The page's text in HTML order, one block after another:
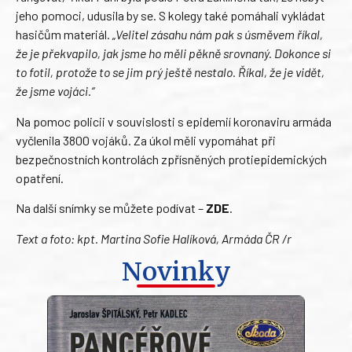
jeho pomoci, udusila by se. S kolegy také pomáhali vykládat
hasičům materiál. „Velitel zásahu nám pak s úsměvem říkal,
že je překvapilo, jak jsme ho měli pěkně srovnaný. Dokonce si
to fotil, protože to se jim prý ještě nestalo. Říkal, že je vidět,
že jsme vojáci.“
Na pomoc policii v souvislosti s epidemií koronaviru armáda
vyčlenila 3800 vojáků. Za úkol měli vypomáhat při
bezpečnostních kontrolách zpřísněných protiepidemických
opatření.
Na další snímky se můžete podívat – ZDE.
Text a foto: kpt. Martina Sofie Halíková, Armáda ČR /r
Novinky